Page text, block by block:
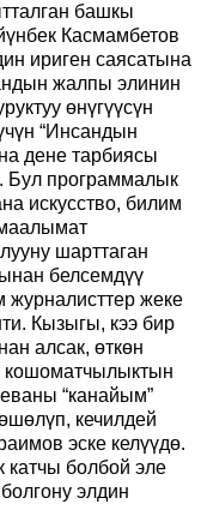
башкы
Касмамбетов
ириген саясатына
жалпы элинин
өнүгүүсүн
“Инсандын
дене тарбиясы
Бул программалык
искусство, билим
шарттаган
белсемдүү
журналисттер жеке
Кызыгы, кээ бир
алсак, өткөн
кошоматчылыктын
“канайым”
кечилдей
эске келүүдө.
катчы болбой эле
элдин